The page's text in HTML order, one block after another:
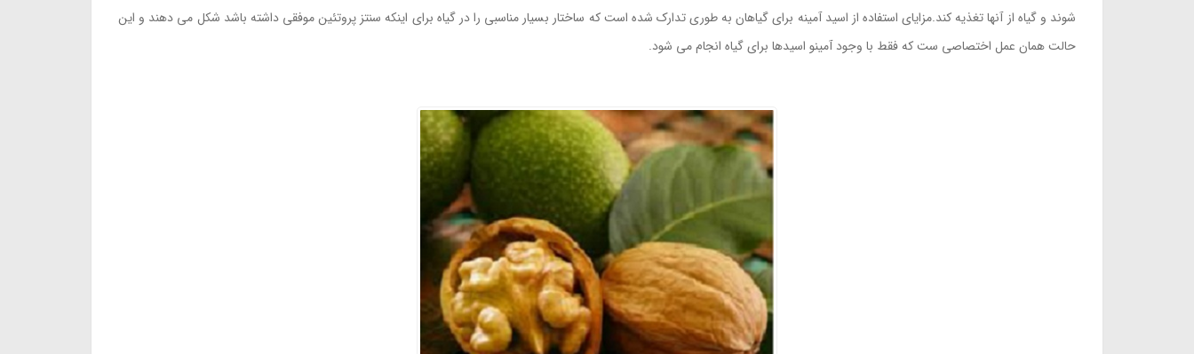
شوند و گیاه از آنها تغذیه کند.مزایای استفاده از اسید آمینه برای گیاهان به طوری تدارک شده است که ساختار بسیار مناسبی را در گیاه برای اینکه سنتز پروتئین موفقی داشته باشد شکل می دهند و این
حالت همان عمل اختصاصی ست که فقط با وجود آمینو اسیدها برای گیاه انجام می شود.